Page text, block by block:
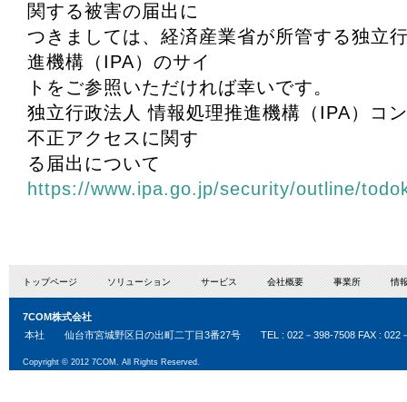
関する被害の届出に
つきましては、経済産業省が所管する独立
進機構（IPA）のサイ
トをご参照いただければ幸いです。
独立行政法人 情報処理推進機構（IPA）コ
不正アクセスに関す
る届出について
https://www.ipa.go.jp/security/outline/
トップページ ソリューション サービス 会社概要 事業所 情
7COM株式会社
本社
仙台市宮城野区日の出町二丁目3番27号 TEL : 022－398-7508 FAX : 022
Copyright © 2012 7COM. All Rights Reserved.